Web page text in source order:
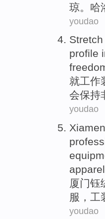
琼。 哈
youdao
Stretch
profile
就工作
会保持
youdao
Xiamen
apparel
厦门钰
服 ，工
youdao